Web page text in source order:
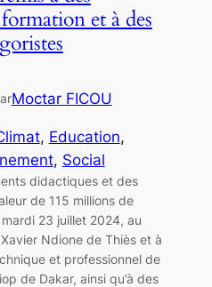
et à des
Moctar FICOU
, Education
, Social
didactiques et des
de 115 millions de
23 juillet 2024, au
Ndione de Thiès et à
et professionnel de
de Dakar, ainsi qu’à des